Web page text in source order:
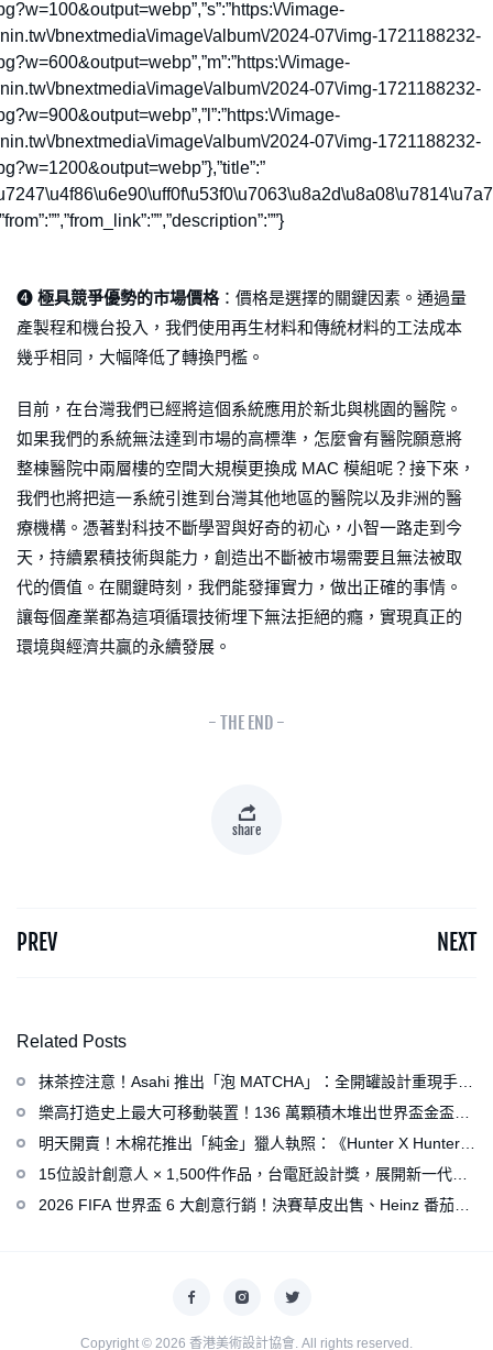
\/image-
bnextmedia\/image\/album\/2024-07\/img-1721188232-
\/image-
bnextmedia\/image\/album\/2024-07\/img-1721188232-
\/image-
bnextmedia\/image\/album\/2024-07\/img-1721188232-
➍ 極具競爭優勢的市場價格：價格是選擇的關鍵因素。通過量
產製程和機台投入，我們使用再生材料和傳統材料的工法成本
幾乎相同，大幅降低了轉換門檻。
目前，在台灣我們已經將這個系統應用於新北與桃園的醫院。
如果我們的系統無法達到市場的高標準，怎麼會有醫院願意將
整棟醫院中兩層樓的空間大規模更換成 MAC 模組呢？接下來，
我們也將把這一系統引進到台灣其他地區的醫院以及非洲的醫
療機構。憑著對科技不斷學習與好奇的初心，小智一路走到今
天，持續累積技術與能力，創造出不斷被市場需要且無法被取
代的價值。在關鍵時刻，我們能發揮實力，做出正確的事情。
讓每個產業都為這項循環技術埋下無法拒絕的癮，實現真正的
環境與經濟共贏的永續發展。
- THE END -
share
PREV NEXT
Related Posts
抹茶控注意！Asahi 推出「泡 MATCHA」：全開罐設計重現手打
泡感，拿鐵、可爾必思等新品同步亮相
樂高打造史上最大可移動裝置！136 萬顆積木堆出世界盃金盃，
梅西、姆巴佩、C 羅化身樂高人偶
明天開賣！木棉花推出「純金」獵人執照：《Hunter X Hunter》
連載再開、集英社打造獵人專用情報網
15位設計創意人 × 1,500件作品，台電瓩設計獎，展開新一代設
計師與電力的創意對話
2026 FIFA 世界盃 6 大創意行銷！決賽草皮出售、Heinz 番茄醬
Copyright © 2026 香港美術設計協會 . All rights reserved.